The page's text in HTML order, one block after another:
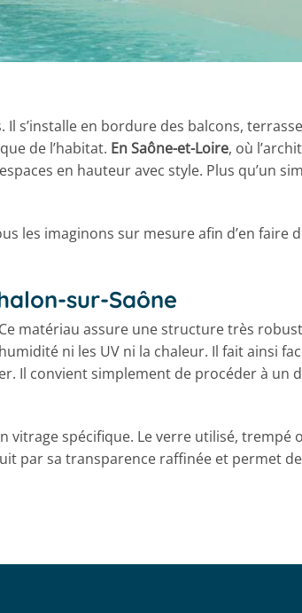
s’installe en bordure des balcons,
de l’habitat. En Saône-et-Loire, où
en hauteur avec style. Plus qu’un
les imaginons sur mesure afin d’en faire
sur-Saône
matériau assure une structure très
ni les UV ni la chaleur. Il fait ainsi
Il convient simplement de procéder à un
vitrage spécifique. Le verre utilisé, trempé
par sa transparence raffinée et permet